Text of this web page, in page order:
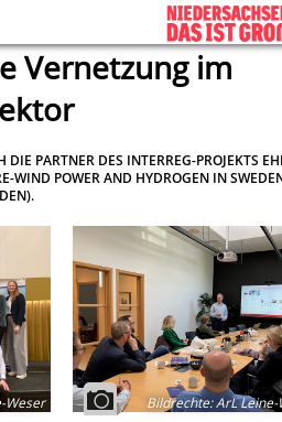
Vernetzung im
PARTNER DES INTERREG-PROJEKTS
WIND POWER AND HYDROGEN IN
Weser Bildrechte:ArL Leine-